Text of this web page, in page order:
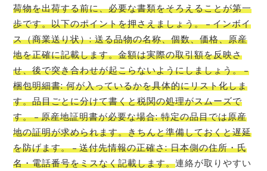
荷物を出荷する前に、必要な書類をそろえることが第一
歩です。以下のポイントを押さえましょう。 – インボイ
ス（商業送り状）: 送る品物の名称、個数、価格、原産
地を正確に記載します。金額は実際の取引額を反映さ
せ、後で突き合わせが起こらないようにしましょう。 –
梱包明細書: 何が入っているかを具体的にリスト化しま
す。品目ごとに分けて書くと税関の処理がスムーズで
す。 – 原産地証明書が必要な場合: 特定の品目では原産
地の証明が求められます。きちんと準備しておくと遅延
を防げます。 – 送付先情報の正確さ: 日本側の住所・氏
名・電話番号をミスなく記載します。連絡が取りやすい